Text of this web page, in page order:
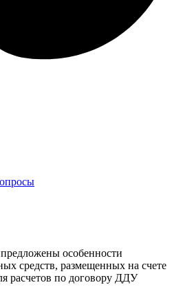
особенности
средств, размещенных на счете
расчетов по договору ДДУ